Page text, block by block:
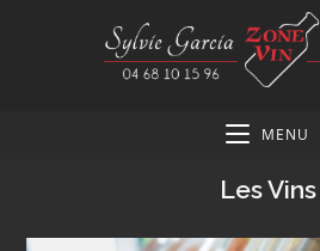
MENU
Les Vins